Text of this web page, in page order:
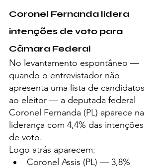
Coronel Fernanda lidera
intenções de voto para
Câmara Federal
No levantamento espontâneo —
quando o entrevistador não
apresenta uma lista de candidatos
ao eleitor — a deputada federal
Coronel Fernanda (PL) aparece na
liderança com 4,4% das intenções
de voto.
Logo atrás aparecem:
Coronel Assis (PL) — 3,8%